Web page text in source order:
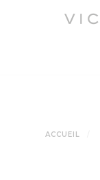
ACCUEIL